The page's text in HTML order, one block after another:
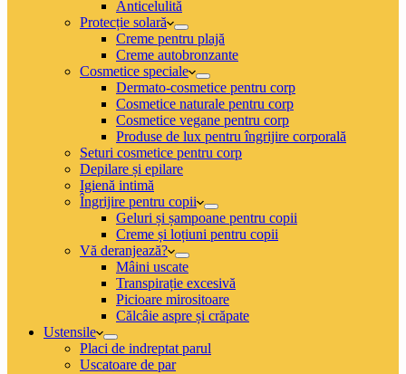
Anticelulită
Protecție solară
Creme pentru plajă
Creme autobronzante
Cosmetice speciale
Dermato-cosmetice pentru corp
Cosmetice naturale pentru corp
Cosmetice vegane pentru corp
Produse de lux pentru îngrijire corporală
Seturi cosmetice pentru corp
Depilare și epilare
Igienă intimă
Îngrijire pentru copii
Geluri și șampoane pentru copii
Creme și loțiuni pentru copii
Vă deranjează?
Mâini uscate
Transpirație excesivă
Picioare mirositoare
Călcâie aspre și crăpate
Ustensile
Placi de indreptat parul
Uscatoare de par